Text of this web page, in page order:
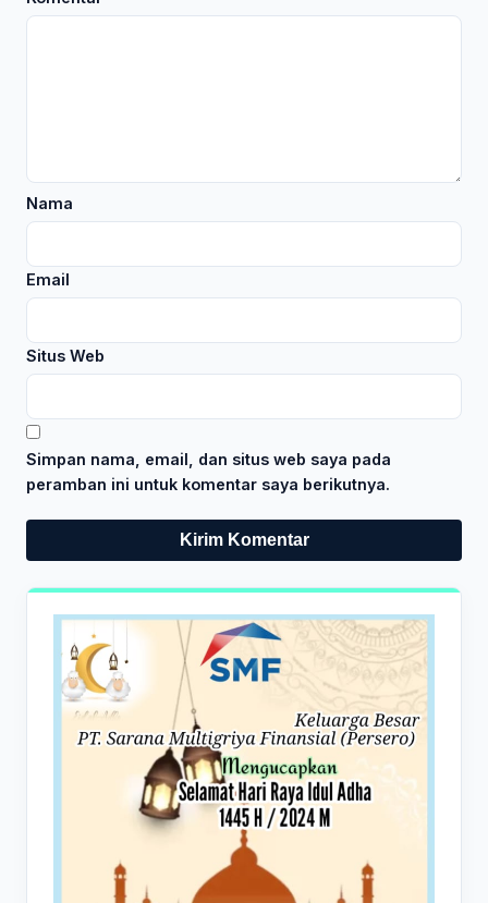
Nama
Email
Situs Web
Simpan nama, email, dan situs web saya pada
peramban ini untuk komentar saya berikutnya.